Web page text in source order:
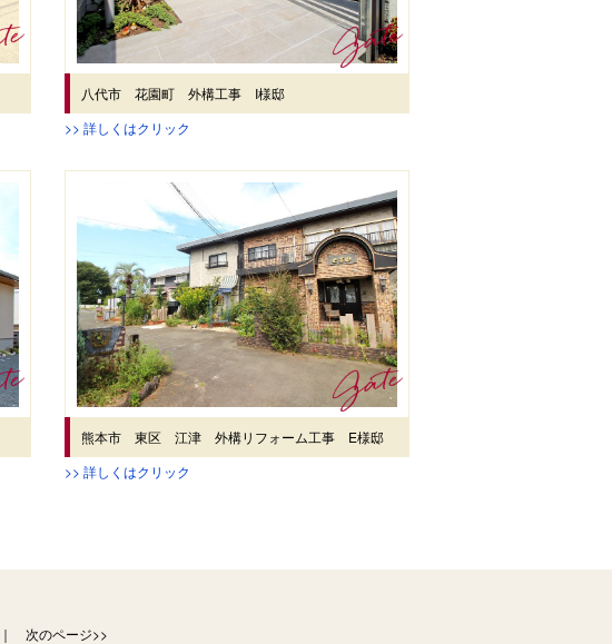
八代市 花園町 外構工事 I様邸
>> 詳しくはクリック
熊本市 東区 江津 外構リフォーム工事 E様邸
>> 詳しくはクリック
次のページ>>